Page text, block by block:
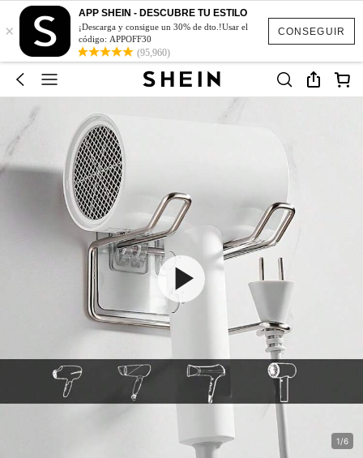
CONSEGUIR
×
APP SHEIN - DESCUBRE TU ESTILO
¡Descarga y consigue un 30% de dto.!Usar el
código: APPOFF30
(95,960)
1/6